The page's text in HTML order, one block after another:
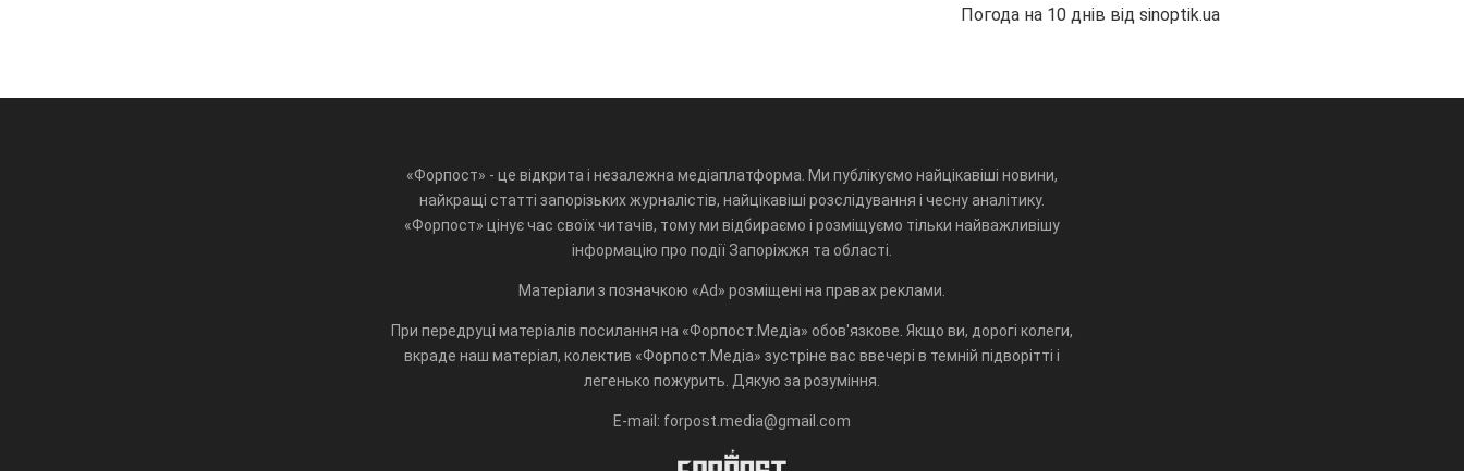
Погода на 10 днів від sinoptik.ua
«Форпост» - це відкрита і незалежна медіаплатформа. Ми публікуємо найцікавіші новини,
найкращі статті запорізьких журналістів, найцікавіші розслідування і чесну аналітику.
«Форпост» цінує час своїх читачів, тому ми відбираємо і розміщуємо тільки найважливішу
інформацію про події Запоріжжя та області.
Матеріали з позначкою «Ad» розміщені на правах реклами.
При передруці матеріалів посилання на «Форпост.Медіа» обов'язкове. Якщо ви, дорогі колеги,
вкраде наш матеріал, колектив «Форпост.Медіа» зустріне вас ввечері в темній підворітті і
легенько пожурить. Дякую за розуміння.
E-mail: forpost.media@gmail.com